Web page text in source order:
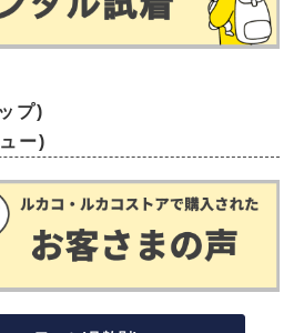
プ)
ー)